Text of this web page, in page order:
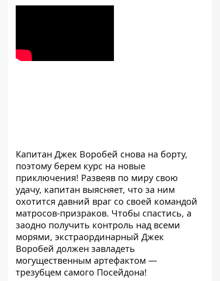
Капитан Джек Воробей снова на борту,
поэтому берем курс на новые
приключения! Развеяв по миру свою
удачу, капитан выясняет, что за ним
охотится давний враг со своей командой
матросов-призраков. Чтобы спастись, а
заодно получить контроль над всеми
морями, экстраординарный Джек
Воробей должен завладеть
могущественным артефактом —
трезубцем самого Посейдона!